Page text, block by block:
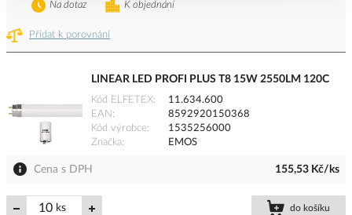
Přidat k porovnání
K objednání
Na dotaz
LINEAR LED PROFI PLUS T8 15W 2550LM 120C
Kód ELFETEX
11.634.600
EAN
8592920150368
Kód výrobce
1535256000
Značka
EMOS
Cena s DPH 155,53 Kč/ks
ks do košíku